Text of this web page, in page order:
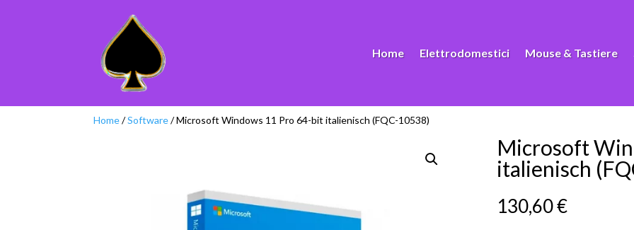
Home Elettrodomestici Mouse & Tastiere
Home/Software/ Microsoft Windows 11 Pro 64-bit italienisch (FQC-10538)
Microsoft
italienisch
130,60€